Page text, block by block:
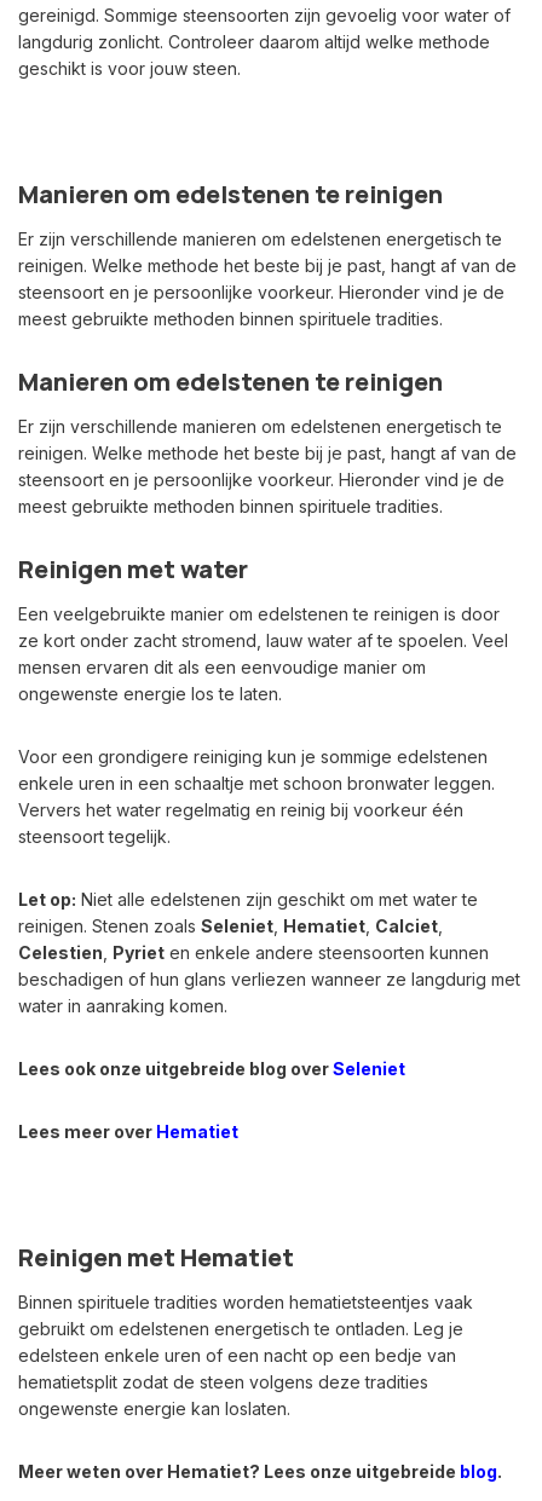
gereinigd. Sommige steensoorten zijn gevoelig voor water of
langdurig zonlicht. Controleer daarom altijd welke methode
geschikt is voor jouw steen.
Manieren om edelstenen te reinigen
Er zijn verschillende manieren om edelstenen energetisch te
reinigen. Welke methode het beste bij je past, hangt af van de
steensoort en je persoonlijke voorkeur. Hieronder vind je de
meest gebruikte methoden binnen spirituele tradities.
Manieren om edelstenen te reinigen
Er zijn verschillende manieren om edelstenen energetisch te
reinigen. Welke methode het beste bij je past, hangt af van de
steensoort en je persoonlijke voorkeur. Hieronder vind je de
meest gebruikte methoden binnen spirituele tradities.
Reinigen met water
Een veelgebruikte manier om edelstenen te reinigen is door
ze kort onder zacht stromend, lauw water af te spoelen. Veel
mensen ervaren dit als een eenvoudige manier om
ongewenste energie los te laten.
Voor een grondigere reiniging kun je sommige edelstenen
enkele uren in een schaaltje met schoon bronwater leggen.
Ververs het water regelmatig en reinig bij voorkeur één
steensoort tegelijk.
Let op: Niet alle edelstenen zijn geschikt om met water te
reinigen. Stenen zoals Seleniet Hematiet Calciet
Celestien Pyriet en enkele andere steensoorten kunnen
beschadigen of hun glans verliezen wanneer ze langdurig met
water in aanraking komen.
Lees ook onze uitgebreide blog overSeleniet
Lees meer over Hematiet
Reinigen met Hematiet
Binnen spirituele tradities worden hematietsteentjes vaak
gebruikt om edelstenen energetisch te ontladen. Leg je
edelsteen enkele uren of een nacht op een bedje van
hematietsplit zodat de steen volgens deze tradities
ongewenste energie kan loslaten.
Meer weten over Hematiet? Lees onze uitgebreide blog.